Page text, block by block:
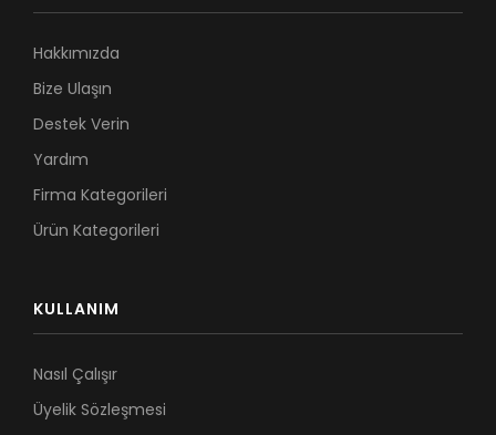
Hakkımızda
Bize Ulaşın
Destek Verin
Yardım
Firma Kategorileri
Ürün Kategorileri
KULLANIM
Nasıl Çalışır
Üyelik Sözleşmesi